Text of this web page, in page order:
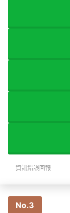
資訊錯誤回報
No.3